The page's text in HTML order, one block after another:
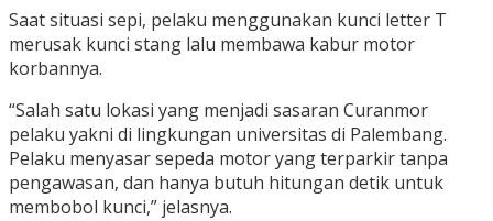
Saat situasi sepi, pelaku menggunakan kunci letter T
merusak kunci stang lalu membawa kabur motor
korbannya.
“Salah satu lokasi yang menjadi sasaran Curanmor
pelaku yakni di lingkungan universitas di Palembang.
Pelaku menyasar sepeda motor yang terparkir tanpa
pengawasan, dan hanya butuh hitungan detik untuk
membobol kunci,” jelasnya.